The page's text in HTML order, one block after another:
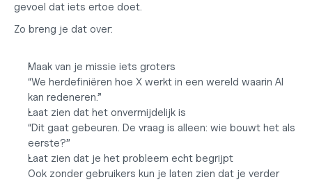
gevoel dat iets ertoe doet.
Zo breng je dat over:
Maak van je missie iets groters
“We herdefiniëren hoe X werkt in een wereld waarin AI
kan redeneren.”
Laat zien dat het onvermijdelijk is
“Dit gaat gebeuren. De vraag is alleen: wie bouwt het als
eerste?”
Laat zien dat je het probleem echt begrijpt
Ook zonder gebruikers kun je laten zien dat je verder